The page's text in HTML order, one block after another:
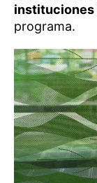
instituciones
programa.